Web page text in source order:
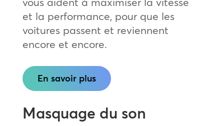
et la performance, pour que les
voitures passent et reviennent
encore et encore.
En savoir plus
Masquage du son